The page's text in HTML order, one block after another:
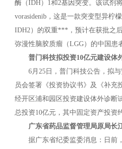
酶（IDH）1和2基因突变。该试剂
vorasidenib，这是一款突变型异柠
IDH2）的双重***，预计在获批之
弥漫性脑胶质瘤（LGG）的中国患
普门科技拟投资10亿元建设体
6月25日，普门科技公告，拟
员会签署《投资协议书》及《补充
经开区浦和园区投资建设体外诊断
总投资10亿元，其中固定资产投资
广东省药品监督管理局原局长
据广东省纪委监委消息：日前